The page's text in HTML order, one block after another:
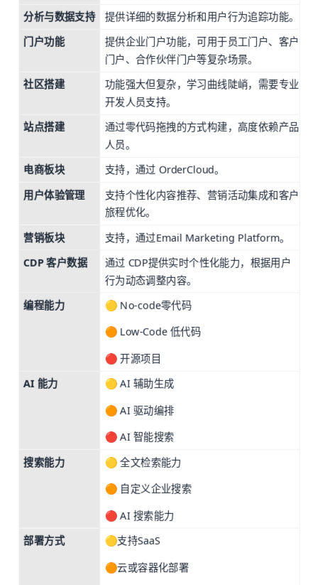
分析与数据支持 提供详细的数据分析和用户行为追踪功能。
门户功能 提供企业门户功能，可用于员工门户、客户
门户、合作伙伴门户等复杂场景。
社区搭建 功能强大但复杂，学习曲线陡峭，需要专业
开发人员支持。
站点搭建 通过零代码拖拽的方式构建，高度依赖产品
人员。
电商板块 支持，通过 OrderCloud。
用户体验管理 支持个性化内容推荐、营销活动集成和客户
旅程优化。
营销板块 支持，通过Email Marketing Platform。
CDP 客户数据
通过 CDP提供实时个性化能力，根据用户
行为动态调整内容。
编程能力 🟡 No-code零代码
🟠 Low-Code 低代码
🔴 开源项目
AI 能力
🟡 AI 辅助生成
🟠 AI 驱动编排
🔴 AI 智能搜索
搜索能力
🟡 全文检索能力
🟠 自定义企业搜索
🔴 AI 搜索能力
部署方式
🟡支持SaaS
🟠云或容器化部署